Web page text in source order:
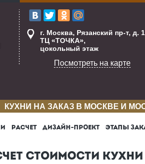
г. Москва, Рязанский пр-т, д.
ТЦ «ТОЧКА»,
цокольный этаж
Посмотреть на карте
КУХНИ НА ЗАКАЗ В МОСКВЕ И
РАСЧЕТ ДИЗАЙН-ПРОЕКТ ЭТАПЫ
СТОИМОСТИ КУХНИ